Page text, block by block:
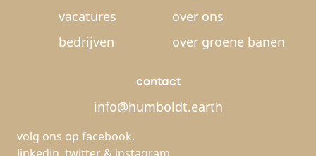
vacatures
bedrijven
over ons
over groene banen
contact
info@humboldt.earth
volg ons op facebook,